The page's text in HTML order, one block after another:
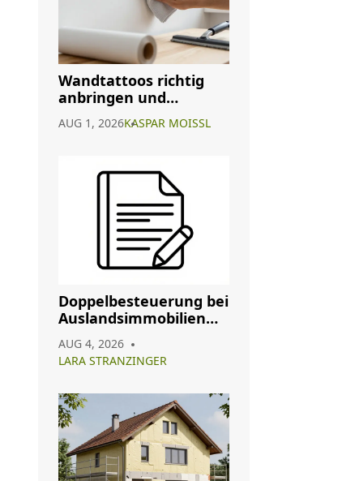
Wandtattoos richtig
anbringen und
entfernen: Die sichere
Anleitung
AUG 1, 2026KASPAR MOISSL
Doppelbesteuerung bei
Auslandsimmobilien
Sie Abkommen richtig
AUG 4, 2026
LARA STRANZINGER